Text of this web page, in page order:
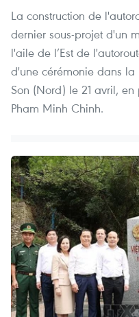
La construction de
dernier sous-projet d'un
l'aile de l’Est de
d'une cérémonie dans
Son (Nord) le 21 avril,
Pham Minh Chinh.